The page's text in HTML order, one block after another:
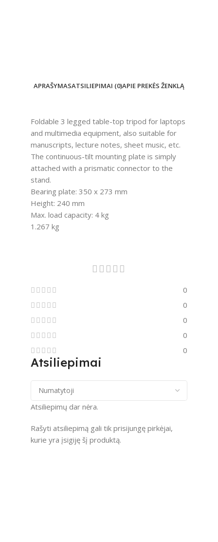
APRAŠYMASATSILIEPIMAI (0)APIE PREKĖS ŽENKLĄ
Foldable 3 legged table-top tripod for laptops
and multimedia equipment, also suitable for
manuscripts, lecture notes, sheet music, etc.
The continuous-tilt mounting plate is simply
attached with a prismatic connector to the
stand.
Bearing plate: 350 x 273 mm
Height: 240 mm
Max. load capacity: 4 kg
1.267 kg
0
0
0
0
0
Atsiliepimai
Atsiliepimų dar nėra.
Rašyti atsiliepimą gali tik prisijungę pirkėjai,
kurie yra įsigiję šį produktą.